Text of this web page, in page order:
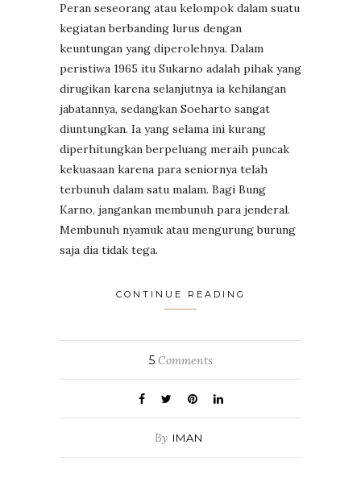
Peran seseorang atau kelompok dalam suatu
kegiatan berbanding lurus dengan
keuntungan yang diperolehnya. Dalam
peristiwa 1965 itu Sukarno adalah pihak yang
dirugikan karena selanjutnya ia kehilangan
jabatannya, sedangkan Soeharto sangat
diuntungkan. Ia yang selama ini kurang
diperhitungkan berpeluang meraih puncak
kekuasaan karena para seniornya telah
terbunuh dalam satu malam. Bagi Bung
Karno, jangankan membunuh para jenderal.
Membunuh nyamuk atau mengurung burung
saja dia tidak tega.
CONTINUE READING
5Comments
By IMAN